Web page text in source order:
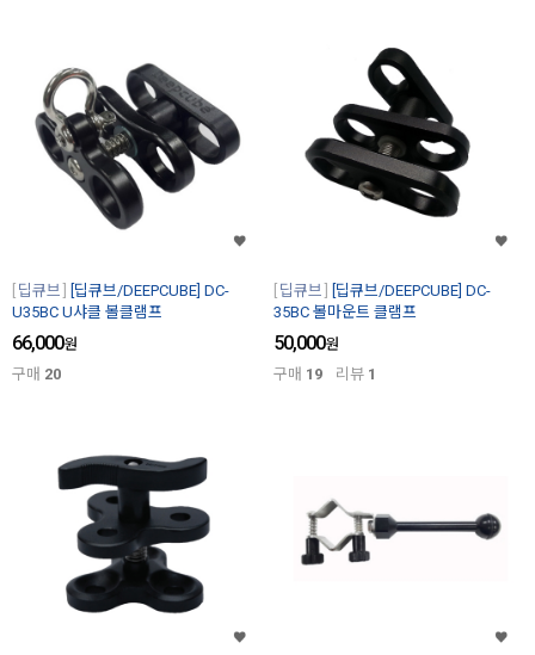
딥큐브
[딥큐브/DEEPCUBE] DC-
U35BC U샤클 볼클램프
66,000원
구매 20
딥큐브
[딥큐브/DEEPCUBE] DC-
35BC 볼마운트 클램프
50,000원
구매 19 리뷰 1